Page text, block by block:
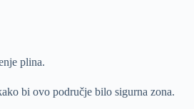
plina.
bi ovo područje bilo sigurna zona.